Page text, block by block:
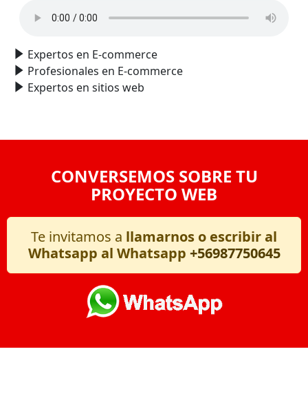
Expertos en E-commerce
Profesionales en E-commerce
Expertos en sitios web
CONVERSEMOS SOBRE TU
PROYECTO WEB
Te invitamos a llamarnos o escribir al
Whatsapp al Whatsapp +56987750645